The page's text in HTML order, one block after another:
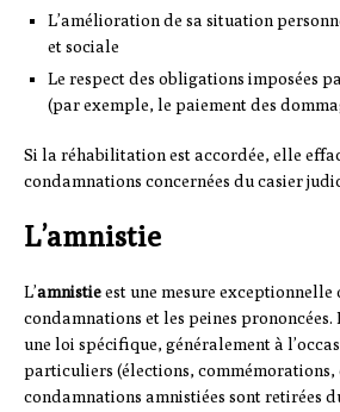
L’amélioration de sa situation
et sociale
Le respect des obligations imposées
(par exemple, le paiement des
Si la réhabilitation est accordée, elle
condamnations concernées du casier
L’amnistie
L’amnistieest une mesure exceptionnelle
condamnations et les peines
une loi spécifique, généralement à
particuliers (élections, commémorations,
condamnations amnistiées sont retirées